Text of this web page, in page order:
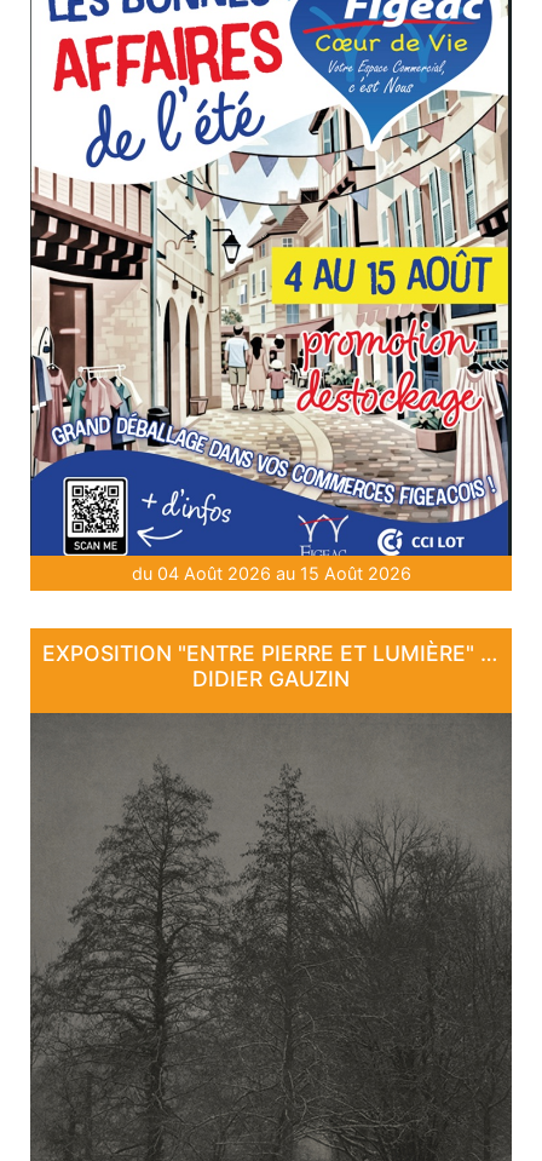
du 04 Août 2026 au 15 Août 2026
EXPOSITION "ENTRE PIERRE ET LUMIÈRE" - DE DAN COURTICE ET DE
DIDIER GAUZIN